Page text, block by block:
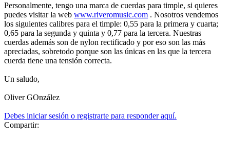
Personalmente, tengo una marca de cuerdas para timple, si quieres
puedes visitar la web www.riveromusic.com . Nosotros vendemos
los siguientes calibres para el timple: 0,55 para la primera y cuarta;
0,65 para la segunda y quinta y 0,77 para la tercera. Nuestras
cuerdas además son de nylon rectificado y por eso son las más
apreciadas, sobretodo porque son las únicas en las que la tercera
cuerda tiene una tensión correcta.
Un saludo,
Oliver GOnzález
Debes iniciar sesión o registrarte para responder aquí.
Compartir: